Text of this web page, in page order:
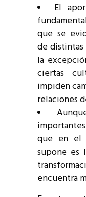
El
que se
de distintas
la
ciertas
impiden
relaciones
que en el
supone es
encuentra